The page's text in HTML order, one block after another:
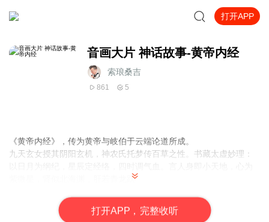
打开APP
音画大片 神话故事-黄帝内经
索琅桑吉
861 5
《黄帝内经》，传为黄帝与岐伯于云端论道所成。
九天玄女授其阴阳玄机，神农氏托梦传百草之性。书藏太虚妙理：
紫微星，肾似北海渊，肝若青龙跃。
节，起居有常，方能与天地同寿，合道长生。”
此书乃上古神谕，藏天人合一之秘，护华夏生民五千年。
打开APP，完整收听